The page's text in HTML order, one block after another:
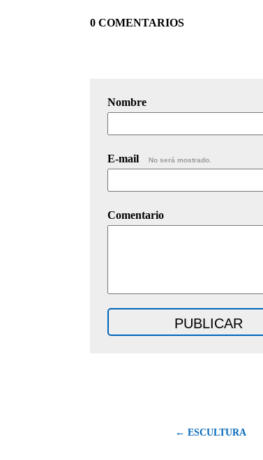
0 COMENTARIOS
Nombre
E-mail No será mostrado.
Comentario
← ESCULTURA